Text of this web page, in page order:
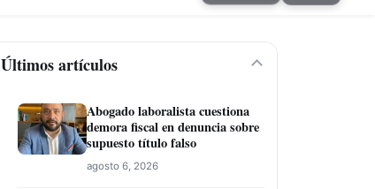
Últimos artículos
Abogado laboralista cuestiona
demora fiscal en denuncia sobre
supuesto título falso
agosto 6, 2026